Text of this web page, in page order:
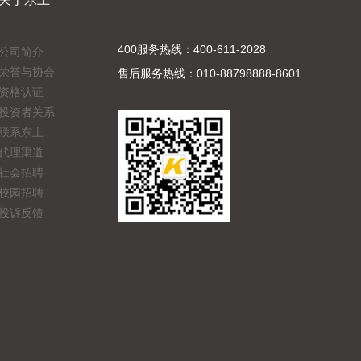
400服务热线：400-611-2028
售后服务热线：010-88798888-8601
司简介
誉与协会
格认证
资者关系
系东土
理渠道
会招聘
园招聘
诉反馈